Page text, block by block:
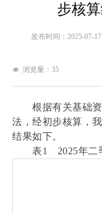
步核
根据有关基础资
法，经初步核算，
结果如下。
表1 2025年二
发布时间： 2025-07-17
넶 浏览量： 35